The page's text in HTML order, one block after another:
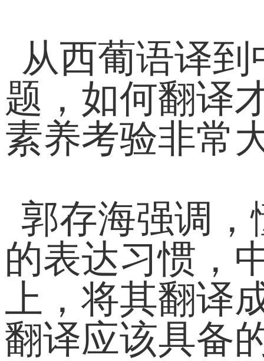
从西葡语译
题，如何翻译
素养考验非常
郭存海强调
的表达习惯，
上，将其翻译
翻译应该具备